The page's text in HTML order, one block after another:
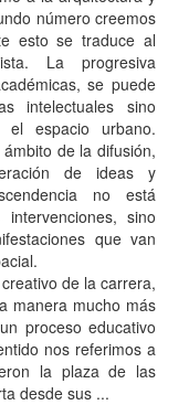
número creemos
esto se traduce al
La progresiva
se puede
intelectuales sino
espacio urbano.
de la difusión,
de ideas y
no está
sino
que van
de la carrera,
manera mucho más
proceso educativo
nos referimos a
la plaza de las
desde sus ...